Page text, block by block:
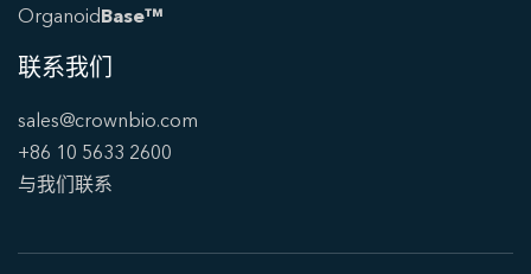
OrganoidBase™
联系我们
sales@crownbio.com
+86 10 5633 2600
与我们联系